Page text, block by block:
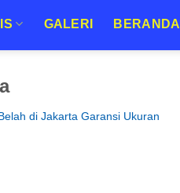
GALERI BERANDA
di Jakarta Garansi Ukuran